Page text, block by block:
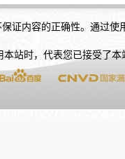
证内容的正确性。通过
本站时，代表您已接受了本